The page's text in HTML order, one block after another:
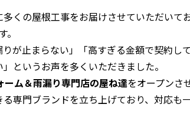
くの屋根工事をお届けさせていただいて
が止まらない」「高すぎる金額で契約し
というお声を多くいただきました。
ーム＆雨漏り専門店の屋ね達をオープンさ
専門ブランドを立ち上げており、対応も